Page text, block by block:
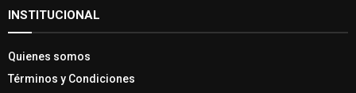
INSTITUCIONAL
Quienes somos
Términos y Condiciones